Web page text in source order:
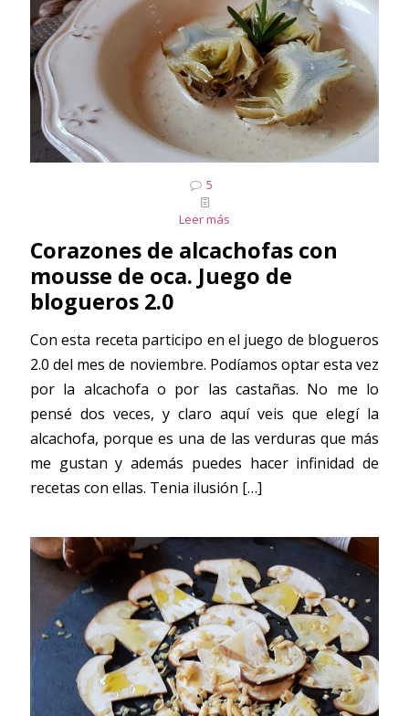
5
Leer más
Corazones de alcachofas con
mousse de oca. Juego de
blogueros 2.0
Con esta receta participo en el juego de blogueros
2.0 del mes de noviembre. Podíamos optar esta vez
por la alcachofa o por las castañas. No me lo
pensé dos veces, y claro aquí veis que elegí la
alcachofa, porque es una de las verduras que más
me gustan y además puedes hacer infinidad de
recetas con ellas. Tenia ilusión […]